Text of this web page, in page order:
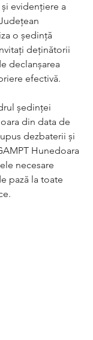
evidențiere a
o ședință
deținătorii
declanșarea
efectivă.
ședinței
din data de
dezbaterii și
Hunedoara
necesare
pază la toate